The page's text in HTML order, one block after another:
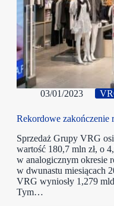
03/01/2023
Rekordowe zakończenie
Sprzedaż Grupy VRG
wartość 180,7 mln zł, o
w analogicznym okresie
w dwunastu miesiącach
VRG wyniosły 1,279
Tym…